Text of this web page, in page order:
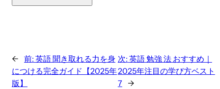
← 前: 英語 聞き取れる力を身
につける完全ガイド【2025年
版】
次: 英語 勉強 法 おすすめ｜
2025年注目の学び方ベスト
7
→